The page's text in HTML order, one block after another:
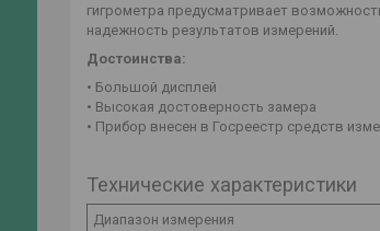
гигрометра предусматривает
надежность результатов измерений.
Достоинства:
• Большой дисплей
• Высокая достоверность замера
• Прибор внесен в Госреестр средств
Технические характеристики
Диапазон измерения